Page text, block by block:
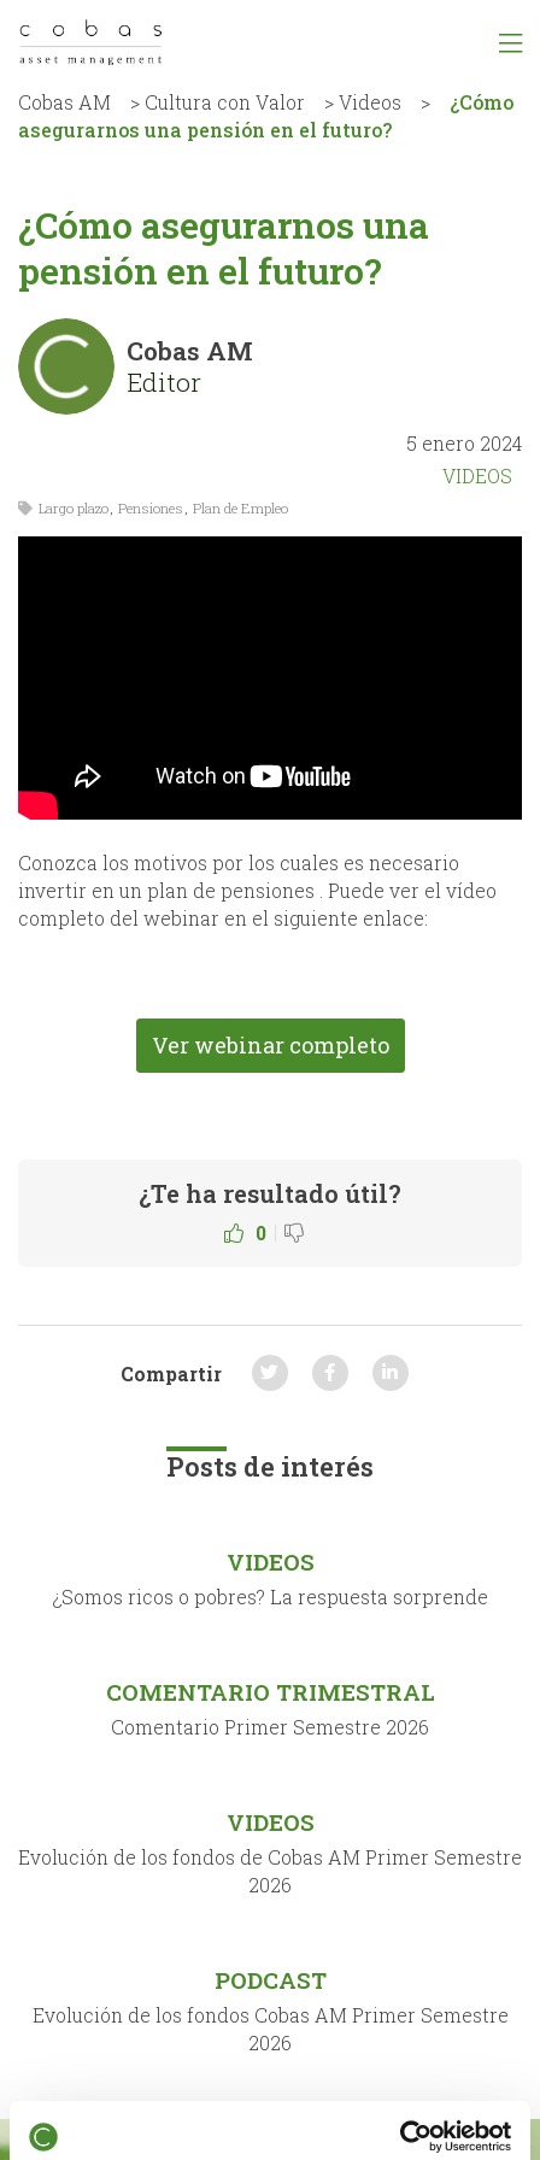
Cobas AM > Cultura con Valor >Videos >
¿Cómo
asegurarnos una pensión en el futuro?
¿Cómo asegurarnos una
pensión en el futuro?
Cobas AM
Editor
5 enero 2024
VIDEOS
Largo plazo, Pensiones , Plan de Empleo
Conozca los motivos por los cuales es necesario
invertir en un plan de pensiones . Puede ver el vídeo
completo del webinar en el siguiente enlace:
Ver webinar completo
¿Te ha resultado útil?
0 |
Compartir
Posts de interés
VIDEOS
¿Somos ricos o pobres? La respuesta sorprende
COMENTARIO TRIMESTRAL
Comentario Primer Semestre 2026
VIDEOS
Evolución de los fondos de Cobas AM Primer Semestre
2026
PODCAST
Evolución de los fondos Cobas AM Primer Semestre
2026